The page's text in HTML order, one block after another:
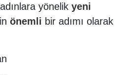
yönelik yeni
önemli bir adımı olarak